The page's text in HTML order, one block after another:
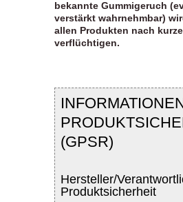
bekannte Gummigeruch
verstärkt wahrnehmbar)
allen Produkten nach
verflüchtigen.
(GPSR)
Hersteller/
Produktsicherheit